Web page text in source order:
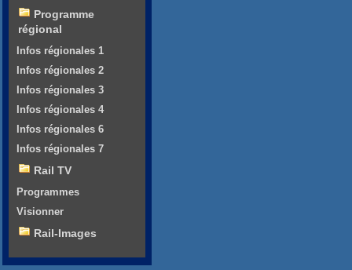
Programme
régional
Infos régionales 1
Infos régionales 2
Infos régionales 3
Infos régionales 4
Infos régionales 6
Infos régionales 7
Rail TV
Programmes
Visionner
Rail-Images